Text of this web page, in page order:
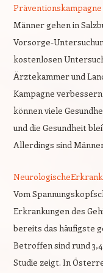
Präventionskampagne
Männer gehen in
Vorsorge-
kostenlosen
Ärztekammer und
Kampagne
können viele
und die Gesundheit
Allerdings sind
Vom
Erkrankungen des
bereits das häufigste
Betroffen sind rund
Studie zeigt. In